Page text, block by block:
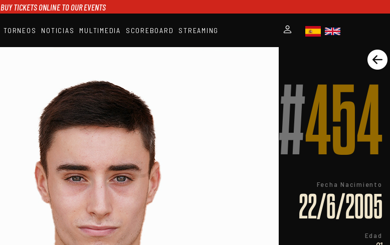
BUY TICKETS ONLINE TO OUR EVENTS
TORNEOS NOTICIAS MULTIMEDIA SCOREBOARD STREAMING
MULTIMEDIA
SCOREBOARD
STREAMING
#454
Fecha Nacimiento
22/6/2005
Edad